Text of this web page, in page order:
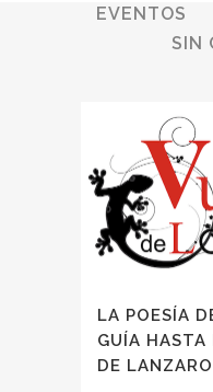
EVENTOS
SIN
LA POESÍA
GUÍA HASTA
DE